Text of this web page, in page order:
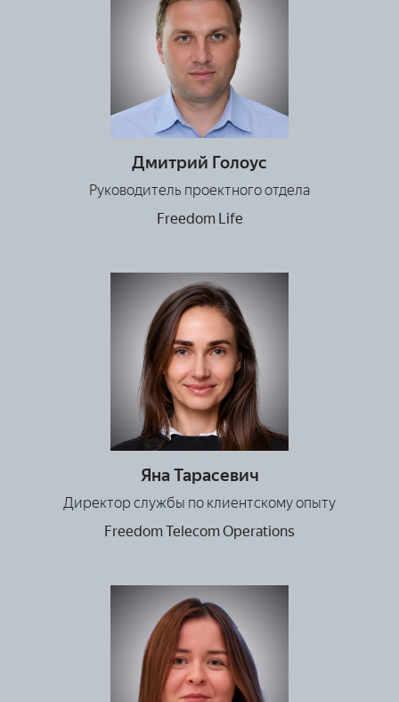
Дмитрий Голоус
Руководитель проектного отдела
Freedom Life
Яна Тарасевич
Директор службы по клиентскому опыту
Freedom Telecom Operations